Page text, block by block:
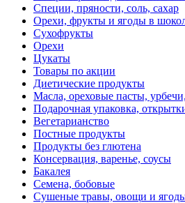
Специи, пряности, соль, сахар
Орехи, фрукты и ягоды в
Сухофрукты
Орехи
Цукаты
Товары по акции
Диетические продукты
Масла, ореховые пасты,
Подарочная упаковка,
Вегетарианство
Постные продукты
Продукты без глютена
Консервация, варенье, соусы
Бакалея
Семена, бобовые
Сушеные травы, овощи и